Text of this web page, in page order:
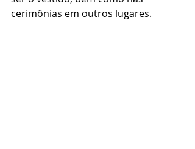
cerimônias em outros lugares.